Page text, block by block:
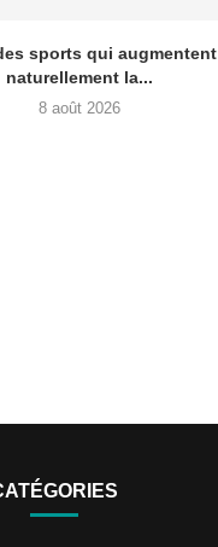
sports qui augmentent
naturellement la...
8 août 2026